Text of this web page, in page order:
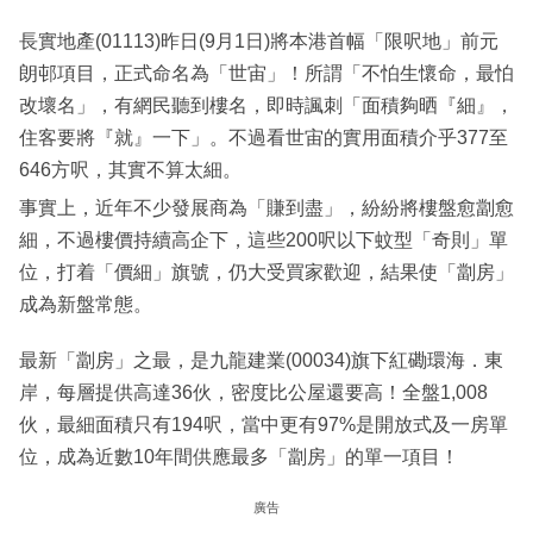
閱
專
區
長實地產(01113)昨日(9月1日)將本港首幅「限呎地」前元
朗邨項目，正式命名為「世宙」！所謂「不怕生懷命，最怕
改壞名」，有網民聽到樓名，即時諷刺「面積夠晒『細』，
住客要將『就』一下」。不過看世宙的實用面積介乎377至
646方呎，其實不算太細。
事實上，近年不少發展商為「賺到盡」，紛紛將樓盤愈劏愈
細，不過樓價持續高企下，這些200呎以下蚊型「奇則」單
位，打着「價細」旗號，仍大受買家歡迎，結果使「劏房」
成為新盤常態。
最新「劏房」之最，是九龍建業(00034)旗下紅磡環海．東
岸，每層提供高達36伙，密度比公屋還要高！全盤1,008
伙，最細面積只有194呎，當中更有97%是開放式及一房單
位，成為近數10年間供應最多「劏房」的單一項目！
廣告